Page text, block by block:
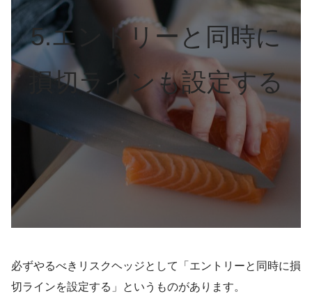
5.エントリーと同時に
損切ラインも設定する
必ずやるべきリスクヘッジとして「エントリーと同時に損
切ラインを設定する」というものがあります。